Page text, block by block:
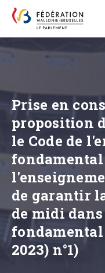
Prise en
proposition
le Code de
fondamental
de garantir
de midi
fondamental
2023) n°1)